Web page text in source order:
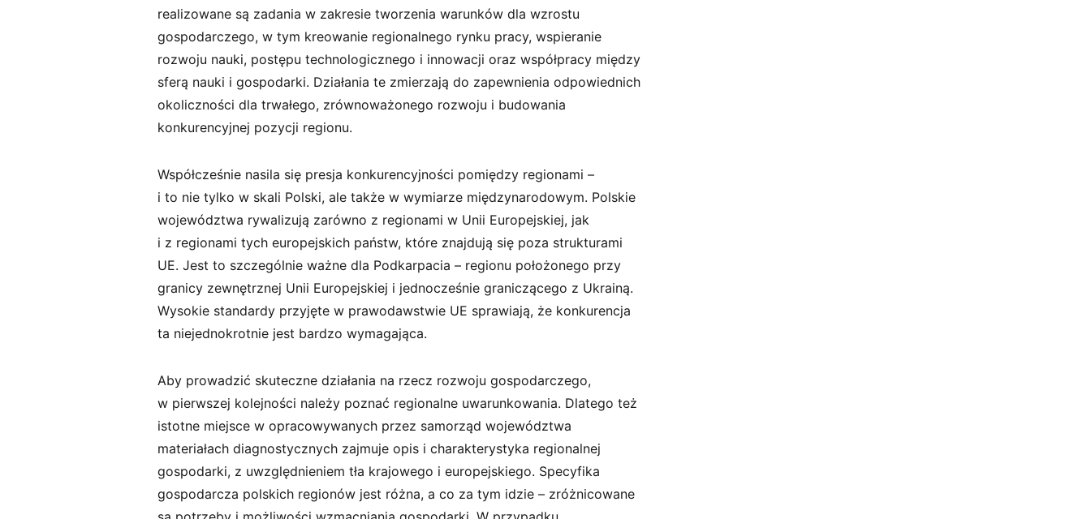
realizowane są zadania w zakresie tworzenia warunków dla wzrostu
gospodarczego, w tym kreowanie regionalnego rynku pracy, wspieranie
rozwoju nauki, postępu technologicznego i innowacji oraz współpracy między
sferą nauki i gospodarki. Działania te zmierzają do zapewnienia odpowiednich
okoliczności dla trwałego, zrównoważonego rozwoju i budowania
konkurencyjnej pozycji regionu.
Współcześnie nasila się presja konkurencyjności pomiędzy regionami –
i to nie tylko w skali Polski, ale także w wymiarze międzynarodowym. Polskie
województwa rywalizują zarówno z regionami w Unii Europejskiej, jak
i z regionami tych europejskich państw, które znajdują się poza strukturami
UE. Jest to szczególnie ważne dla Podkarpacia – regionu położonego przy
granicy zewnętrznej Unii Europejskiej i jednocześnie graniczącego z Ukrainą.
Wysokie standardy przyjęte w prawodawstwie UE sprawiają, że konkurencja
ta niejednokrotnie jest bardzo wymagająca.
Aby prowadzić skuteczne działania na rzecz rozwoju gospodarczego,
w pierwszej kolejności należy poznać regionalne uwarunkowania. Dlatego też
istotne miejsce w opracowywanych przez samorząd województwa
materiałach diagnostycznych zajmuje opis i charakterystyka regionalnej
gospodarki, z uwzględnieniem tła krajowego i europejskiego. Specyfika
gospodarcza polskich regionów jest różna, a co za tym idzie – zróżnicowane